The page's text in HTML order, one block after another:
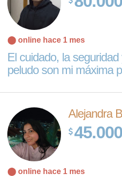
⬤ online hace 1 mes
El cuidado, la
peludo son mi máxima
Alejandra
45.000
⬤ online hace 1 mes